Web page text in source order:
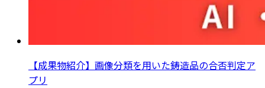
【成果物紹介】画像分類を用いた鋳造品の合否判定ア
プリ